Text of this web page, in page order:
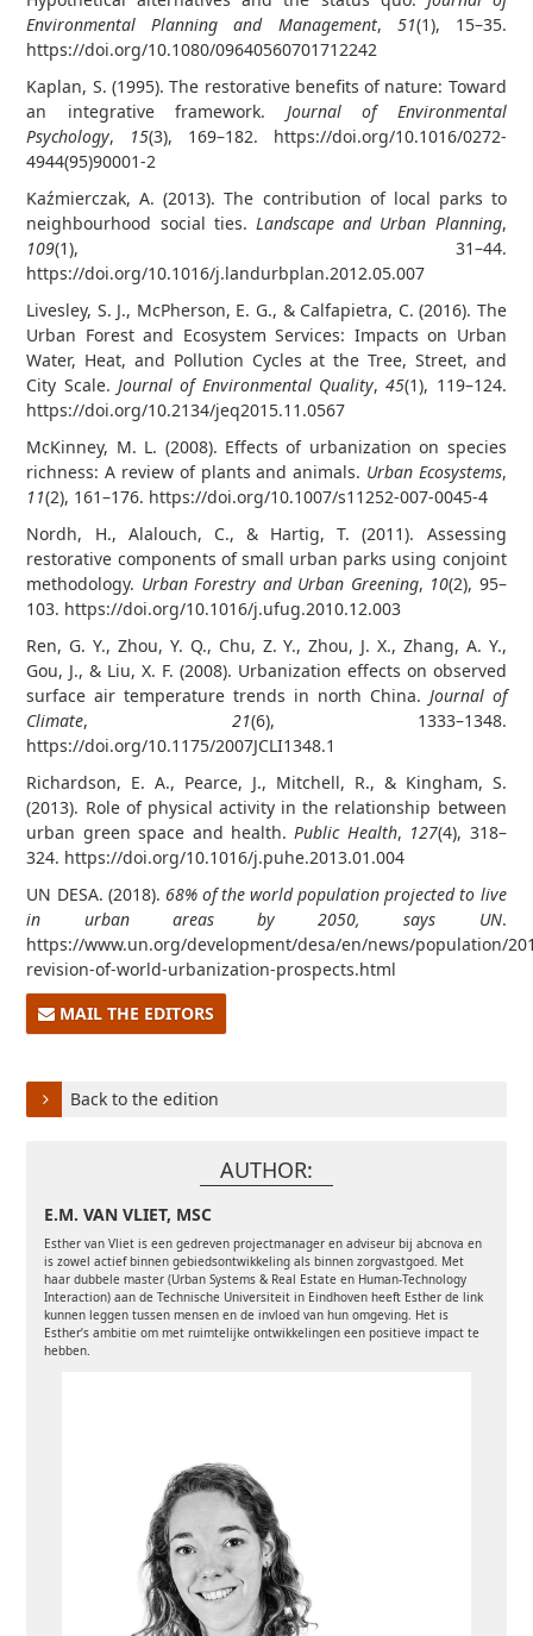
Environmental Planning and Management, 51(1), 15–35.
https://doi.org/10.1080/09640560701712242
Kaplan, S. (1995). The restorative benefits of nature: Toward
an integrative framework. Journal of Environmental
Psychology, 15(3), 169–182. https://doi.org/10.1016/0272-
4944(95)90001-2
Kaźmierczak, A. (2013). The contribution of local parks to
neighbourhood social ties. Landscape and Urban Planning,
109(1), 31–44.
https://doi.org/10.1016/j.landurbplan.2012.05.007
Livesley, S. J., McPherson, E. G., & Calfapietra, C. (2016). The
Urban Forest and Ecosystem Services: Impacts on Urban
Water, Heat, and Pollution Cycles at the Tree, Street, and
City Scale.Journal of Environmental Quality,45(1), 119–124.
https://doi.org/10.2134/jeq2015.11.0567
McKinney, M. L. (2008). Effects of urbanization on species
richness: A review of plants and animals. Urban Ecosystems,
11(2), 161–176. https://doi.org/10.1007/s11252-007-0045-4
Nordh, H., Alalouch, C., & Hartig, T. (2011). Assessing
restorative components of small urban parks using conjoint
methodology. Urban Forestry and Urban Greening, 10(2), 95–
103. https://doi.org/10.1016/j.ufug.2010.12.003
Ren, G. Y., Zhou, Y. Q., Chu, Z. Y., Zhou, J. X., Zhang, A. Y.,
Gou, J., & Liu, X. F. (2008). Urbanization effects on observed
surface air temperature trends in north China. Journal of
Climate, 21(6), 1333–1348.
https://doi.org/10.1175/2007JCLI1348.1
Richardson, E. A., Pearce, J., Mitchell, R., & Kingham, S.
(2013). Role of physical activity in the relationship between
urban green space and health.Public Health, 127(4), 318–
324. https://doi.org/10.1016/j.puhe.2013.01.004
UN DESA. (2018). 68% of the world population projected to live
in urban areas by 2050, says UN.
https://www.un.org/development/desa/en/news/population/
revision-of-world-urbanization-prospects.html
MAIL THE EDITORS
Back to the edition
AUTHOR:
E.M. VAN VLIET, MSC
Esther van Vliet is een gedreven projectmanager en adviseur bij abcnova en
is zowel actief binnen gebiedsontwikkeling als binnen zorgvastgoed. Met
haar dubbele master (Urban Systems & Real Estate en Human-Technology
Interaction) aan de Technische Universiteit in Eindhoven heeft Esther de link
kunnen leggen tussen mensen en de invloed van hun omgeving. Het is
Esther’s ambitie om met ruimtelijke ontwikkelingen een positieve impact te
hebben.